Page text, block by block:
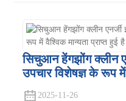
सिचुआन हेंगझोंग क्लीन
उपचार विशेषज्ञ के रूप में
2025-11-26